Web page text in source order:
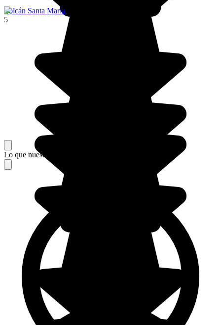
Volcán Santa María
5
Lo que nuestros viajeros piensan de su estancia